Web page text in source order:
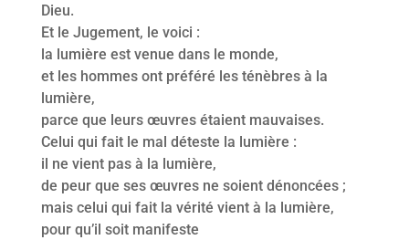
Dieu.
Et le Jugement, le voici :
la lumière est venue dans le monde,
et les hommes ont préféré les ténèbres à la
lumière,
parce que leurs œuvres étaient mauvaises.
Celui qui fait le mal déteste la lumière :
il ne vient pas à la lumière,
de peur que ses œuvres ne soient dénoncées ;
mais celui qui fait la vérité vient à la lumière,
pour qu’il soit manifeste